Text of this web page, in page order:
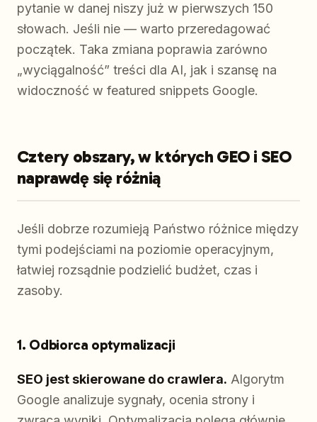
pytanie w danej niszy już w pierwszych 150
słowach. Jeśli nie — warto przeredagować
początek. Taka zmiana poprawia zarówno
„wyciągalność” treści dla AI, jak i szansę na
widoczność w featured snippets Google.
Cztery obszary, w których GEO i SEO
naprawdę się różnią
Jeśli dobrze rozumieją Państwo różnice między
tymi podejściami na poziomie operacyjnym,
łatwiej rozsądnie podzielić budżet, czas i
zasoby.
1. Odbiorca optymalizacji
SEO jest skierowane do crawlera. Algorytm
Google analizuje sygnały, ocenia strony i